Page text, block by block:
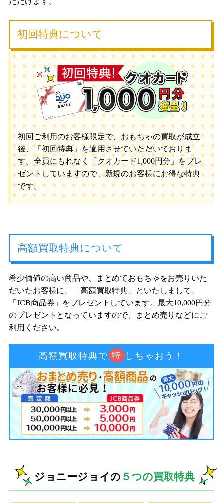
初回特典について
初回ご利用のお客様限定で、おもちゃの買取が成立
後、「初回特典」を適用させていただいておりま
す。全員にもれなく「クオカード1,000円分」をプレ
ゼントしていますので、新規のお客様にお得な特典
です。
高額買取特典について
希少価値の高い商品や、まとめておもちゃをお売りいた
だいたお客様に、「高額買取特典」といたしまして、
「JCB商品券」をプレゼントしています。最大10,000円分
のプレゼントとなっていますので、まとめ売りなどにご
利用ください。
高額買取特典で 特 しちゃおう！
ジョニージョイの ５つの買取特典